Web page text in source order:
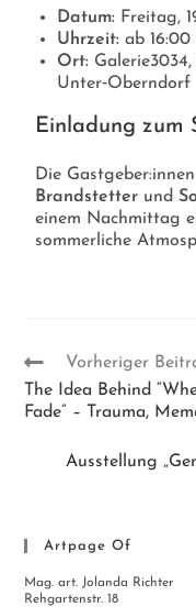
Datum: Freitag,
Uhrzeit: ab 16:00
Ort:
Unter‑Oberndorf
Einladung zum
Die Gastgeber:innen
Brandstetter und
einem Nachmittag
sommerliche
Vorheriger
The Idea Behind
Fade” – Trauma,
Ausstellung
Artpage Of
Mag. art. Jolanda Richter
Rehgartenstr. 18